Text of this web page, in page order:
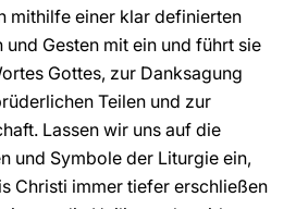
mithilfe einer klar definierten
Gesten mit ein und führt sie
Gottes, zur Danksagung
Teilen und zur
Lassen wir uns auf die
und Symbole der Liturgie ein,
Christi immer tiefer erschließen